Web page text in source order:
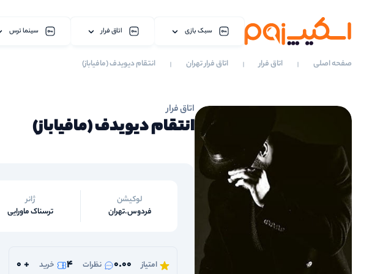
سبک بازی اتاق فرار سینما ترس
صفحه اصلی اتاق فرار اتاق فرار تهران انتقام دیویدف (مافیاباز)
اتاق فرار
انتقام دیویدف (مافیاباز)
لوکیشن
فردوس.تهران
ژانر
ترسناک ماورایی
امتیاز 0.00 نظرات 4 خرید +
0